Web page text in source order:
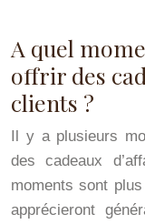
A quel
offrir des
clients ?
Il y a plusieurs
des cadeaux
moments sont
apprécieront